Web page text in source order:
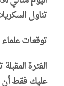
تناول
توقعات علماء
الفترة
عليك فقط أن